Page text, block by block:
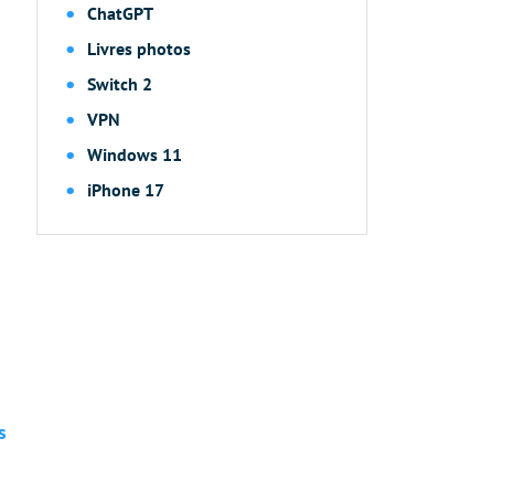
ChatGPT
Livres photos
Switch 2
VPN
Windows 11
iPhone 17